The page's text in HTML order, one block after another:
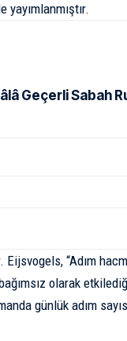
.
Geçerli Sabah
Eijsvogels, “Adım
olarak
günlük adım